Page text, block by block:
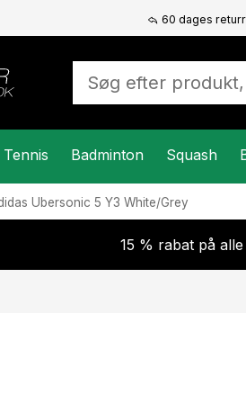
60 dages
Tennis Badminton Squash
Ubersonic 5 Y3 White/Grey
15 % rabat på